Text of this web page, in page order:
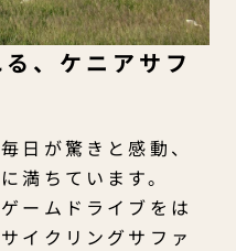
、ケニアサフ
日が驚きと感動、
満ちています。
ームドライブをは
イクリングサファ